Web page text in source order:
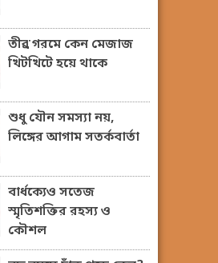
তীব্র গরমে কেন মেজাজ
খিটখিটে হয়ে থাকে
শুধু যৌন সমস্যা নয়,
লিঙ্গের আগাম সতর্কবার্তা
বার্ধক্যেও সতেজ
স্মৃতিশক্তির রহস্য ও
কৌশল